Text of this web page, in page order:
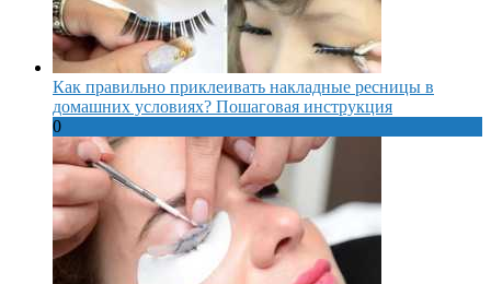
Как правильно приклеивать накладные ресницы в
домашних условиях? Пошаговая инструкция
0